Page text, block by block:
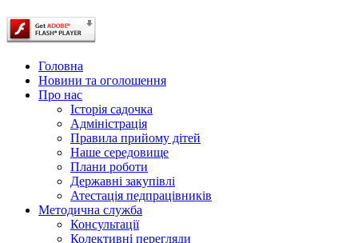
Головна
Новини та оголошення
Про нас
Історія садочка
Адміністрація
Правила прийому дітей
Наше середовище
Плани роботи
Державні закупівлі
Атестація педпрацівників
Методична служба
Консультації
Колективні перегляди